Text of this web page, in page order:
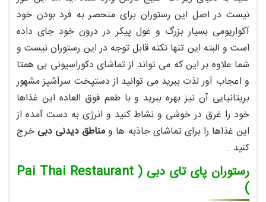
نیست در اصل این رستوران برای منحصر به فرد بودن خود
آکواریومی بسیار بزرگ و غول پیکر در درون خود جای داده
است و البته این تنها نکته قابل توجه در این رستوران نیست و
شما علاوه بر این که می تواند از تماشای دکوراسیونی بی همتا
و اعجاب آور لذت ببرید می توانید از دستپخت سرآشپز مشهور
بریتانیایی آن نیز بهره ببرید و با طعم فوق العاده این غذاها
خود را غرق در خوشی و نشاط کنید و انرژی به دست آمده از
این غذاها را برای تماشای جاذبه ها ومناطق دیدنی دبی خرج
کنید .
رستوران پای تای دبی ( Pai Thai Restaurant
)